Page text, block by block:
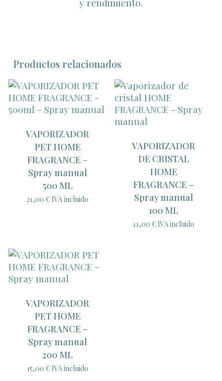
Productos relacionados
VAPORIZADOR
PET HOME
FRAGRANCE –
Spray manual
500 ML
21,00 € IVA incluido
VAPORIZADOR
DE CRISTAL
HOME
FRAGRANCE –
Spray manual
100 ML
11,00 € IVA incluido
VAPORIZADOR
PET HOME
FRAGRANCE –
Spray manual
200 ML
15,00 € IVA incluido